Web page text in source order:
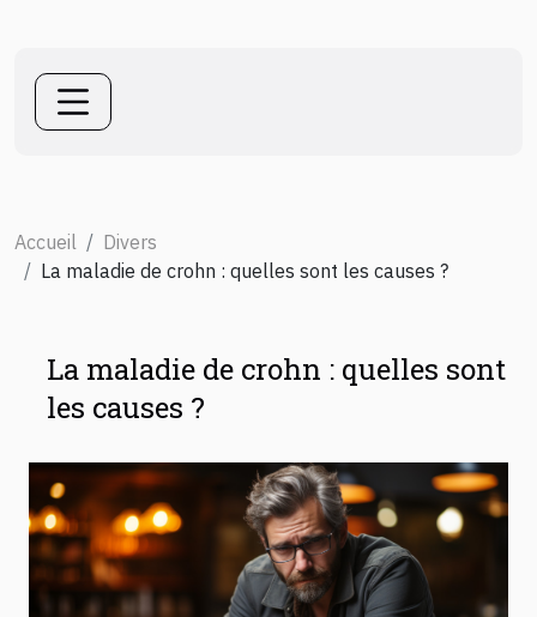
Accueil
Divers
La maladie de crohn : quelles sont les causes ?
La maladie de crohn : quelles sont
les causes ?